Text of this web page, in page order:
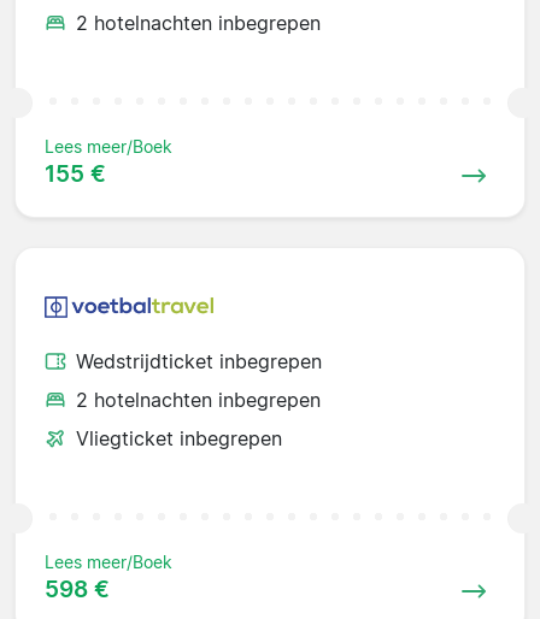
2 hotelnachten inbegrepen
Lees meer/Boek
155 €
Wedstrijdticket inbegrepen
2 hotelnachten inbegrepen
Vliegticket inbegrepen
Lees meer/Boek
598 €